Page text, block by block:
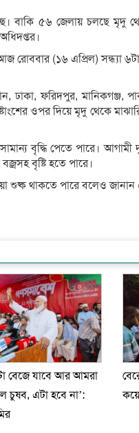
বাকি ৫৬ জেলায় চলছে মৃদু
রোববার (১৬ এপ্রিল) সন্ধ্যা
ঢাকা, ফরিদপুর, মানিকগঞ্জ,
ওপর দিয়ে মৃদু থেকে
বৃদ্ধি পেতে পারে।
বৃষ্টি হতে পারে।
শুষ্ক থাকতে পারে বলেও
বেজে যাবে আর আমরা
এটা হবে না’: